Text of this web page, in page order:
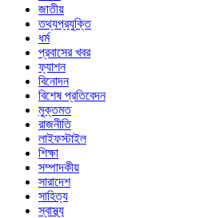
জাতীয়
তথ্যপ্রযুক্তি
ধর্ম
প্রবাসের খবর
ফ্যাশন
বিনোদন
বিশেষ প্রতিবেদন
মুক্তমত
রাজনীতি
লাইফস্টাইল
শিক্ষা
সম্পাদকীয়
সারাদেশ
সাহিত্য
স্বাস্থ্য